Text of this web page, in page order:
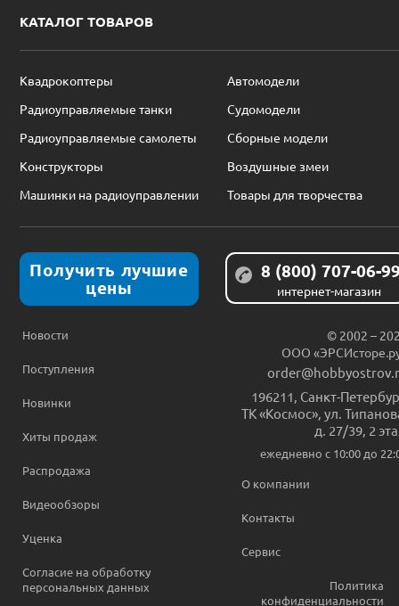
КАТАЛОГ ТОВАРОВ
Квадрокоптеры
Автомодели
Радиоуправляемые танки
Судомодели
Радиоуправляемые самолеты
Сборные модели
Конструкторы
Воздушные змеи
Машинки на радиоуправлении
Товары для творчества
Получить лучшие
цены
8 (800) 707-06-
интернет-магазин
Новости
Поступления
Новинки
Хиты продаж
Распродажа
Видеообзоры
Уценка
Согласие на обработку
персональных данных
© 2002 –
ООО
196211, Санкт-
ТК «Космос», ул.
д. 27/39, 2
ежедневно c 10:00 до
О компании
Контакты
Сервис
Политика
конфиденциальности